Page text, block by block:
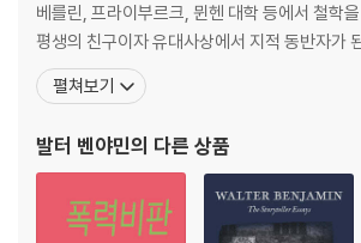
베를린, 프라이부르크, 뮌헨 대학 등에서 철학
평생의 친구이자 유대사상에서 지적 동반자가
다. 전쟁을 피해 스위스로 간 그는 1919년 「독일
평 개념」에 대한 연구로 베른 대학에서 최우등
24년 교수자격 논문인 「독일
펼쳐보기
발터 벤야민의 다른 상품